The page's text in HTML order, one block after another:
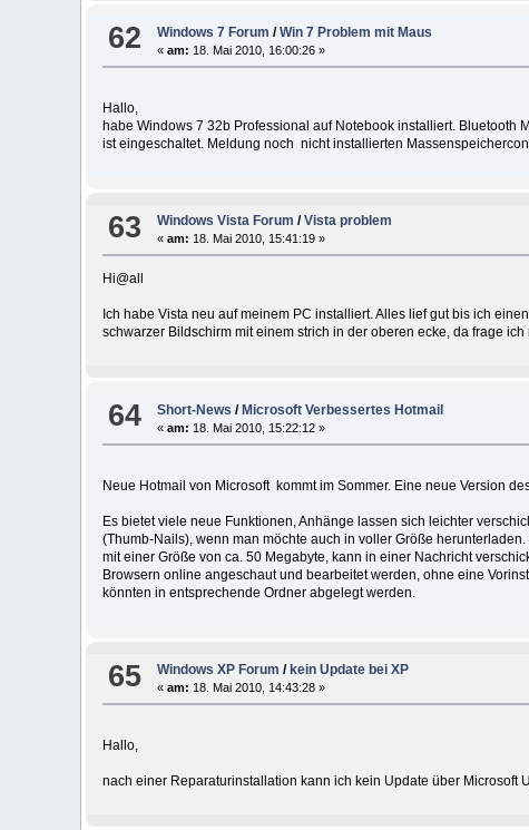
62 Windows 7 Forum /Win 7 Problem mit Maus
«am: 18. Mai 2010, 16:00:26 »
Hallo,
habe Windows 7 32b Professional auf Notebook installiert. Bluetooth
ist eingeschaltet. Meldung noch nicht installierten
63 Windows Vista Forum /Vista problem
«am: 18. Mai 2010, 15:41:19 »
Hi@all
Ich habe Vista neu auf meinem PC installiert. Alles lief gut bis ich
schwarzer Bildschirm mit einem strich in der oberen ecke, da frage ich
64 Short-News /Microsoft Verbessertes Hotmail
«am: 18. Mai 2010, 15:22:12 »
Neue Hotmail von Microsoft kommt im Sommer. Eine neue Version
Es bietet viele neue Funktionen, Anhänge lassen sich leichter
(Thumb-Nails), wenn man möchte auch in voller Größe
mit einer Größe von ca. 50 Megabyte, kann in einer Nachricht
Browsern online angeschaut und bearbeitet werden, ohne eine
könnten in entsprechende Ordner abgelegt werden.
65 Windows XP Forum / kein Update bei XP
«am: 18. Mai 2010, 14:43:28 »
Hallo,
nach einer Reparaturinstallation kann ich kein Update über